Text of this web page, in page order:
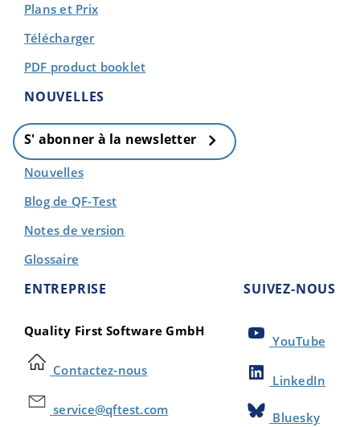
Plans et Prix
Télécharger
PDF product booklet
NOUVELLES
S' abonner à la newsletter
Nouvelles
Blog de QF-Test
Notes de version
Glossaire
ENTREPRISE
Quality First Software GmbH
Contactez-nous
service@qftest.com
SUIVEZ-NOUS
YouTube
LinkedIn
Bluesky